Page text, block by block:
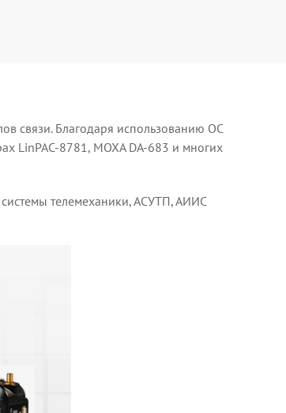
связи. Благодаря использованию ОС
LinPAC-8781, MOXA DA-683 и многих
телемеханики, АСУТП, АИИС